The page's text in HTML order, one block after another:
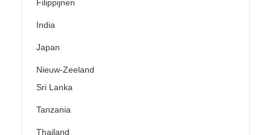
Filippijnen
India
Japan
Nieuw-Zeeland
Sri Lanka
Tanzania
Thailand